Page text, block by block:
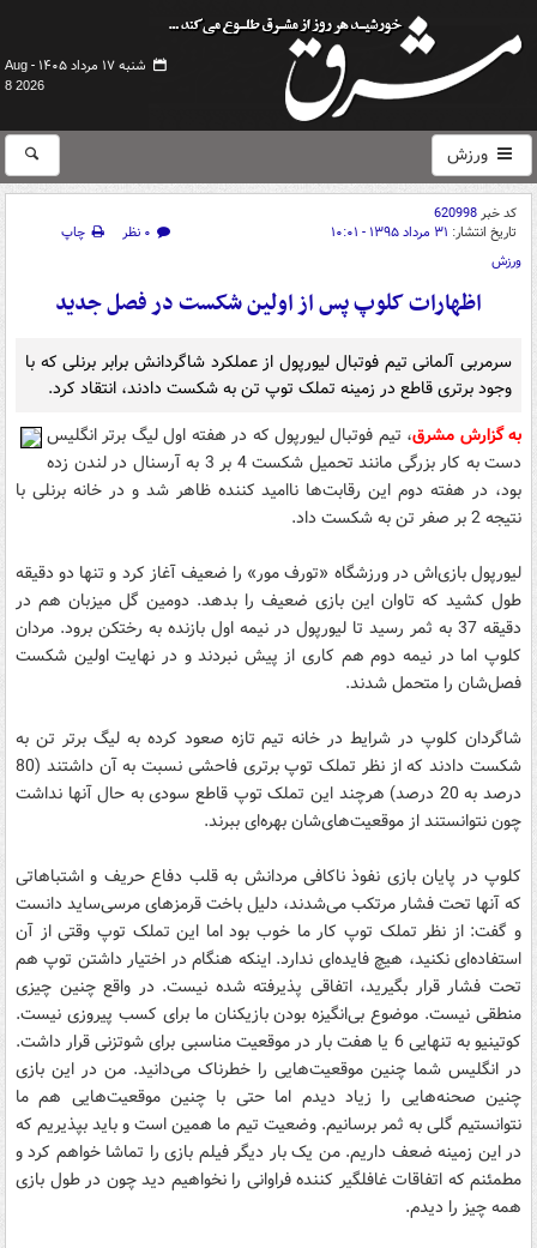
شنبه ۱۷ مرداد ۱۴۰۵ -
Aug
8 2026
ورزش
کد خبر620998
تاریخ انتشار: ۳۱ مرداد ۱۳۹۵ - ۱۰:۰۱ ۰ نظر
چاپ
ورزش
اظهارات کلوپ پس از اولین شکست در فصل جدید
سرمربی آلمانی تیم فوتبال لیورپول از عملکرد شاگردانش برابر برنلی که با
وجود برتری قاطع در زمینه تملک توپ تن به شکست دادند، انتقاد کرد.
به گزارش مشرق، تیم فوتبال لیورپول که در هفته اول لیگ برتر انگلیس
دست به کار بزرگی مانند تحمیل شکست 4 بر 3 به آرسنال در لندن زده
بود، در هفته دوم این رقابت‌ها ناامید کننده ظاهر شد و در خانه برنلی با
نتیجه 2 بر صفر تن به شکست داد.
لیورپول بازی‌اش در ورزشگاه «تورف مور» را ضعیف آغاز کرد و تنها دو دقیقه
طول کشید که تاوان این بازی ضعیف را بدهد. دومین گل میزبان هم در
دقیقه 37 به ثمر رسید تا لیورپول در نیمه اول بازنده به رختکن برود. مردان
کلوپ اما در نیمه دوم هم کاری از پیش نبردند و در نهایت اولین شکست
فصل‌شان را متحمل شدند.
شاگردان کلوپ در شرایط در خانه تیم تازه صعود کرده به لیگ برتر تن به
شکست دادند که از نظر تملک توپ برتری فاحشی نسبت به آن داشتند (80
درصد به 20 درصد) هرچند این تملک توپ قاطع سودی به حال آنها نداشت
چون نتوانستند از موقعیت‌های‌شان بهره‌ای ببرند.
کلوپ در پایان بازی نفوذ ناکافی مردانش به قلب دفاع حریف و اشتباهاتی
که آنها تحت فشار مرتکب می‌شدند، دلیل باخت قرمزهای مرسی‌ساید دانست
و گفت: از نظر تملک توپ کار ما خوب بود اما این تملک توپ وقتی از آن
استفاده‌ای نکنید، هیچ فایده‌ای ندارد. اینکه هنگام در اختیار داشتن توپ هم
تحت فشار قرار بگیرید، اتفاقی پذیرفته شده نیست. در واقع چنین چیزی
منطقی نیست. موضوع بی‌انگیزه بودن بازیکنان ما برای کسب پیروزی نیست.
کوتینیو به تنهایی 6 یا هفت بار در موقعیت مناسبی برای شوتزنی قرار داشت.
در انگلیس شما چنین موقعیت‌هایی را خطرناک می‌دانید. من در این بازی
چنین صحنه‌هایی را زیاد دیدم اما حتی با چنین موقعیت‌هایی هم ما
نتوانستیم گلی به ثمر برسانیم. وضعیت تیم ما همین است و باید بپذیریم که
در این زمینه ضعف داریم. من یک بار دیگر فیلم بازی را تماشا خواهم کرد و
مطمئنم که اتفاقات غافلگیر کننده فراوانی را نخواهیم دید چون در طول بازی
همه چیز را دیدم.